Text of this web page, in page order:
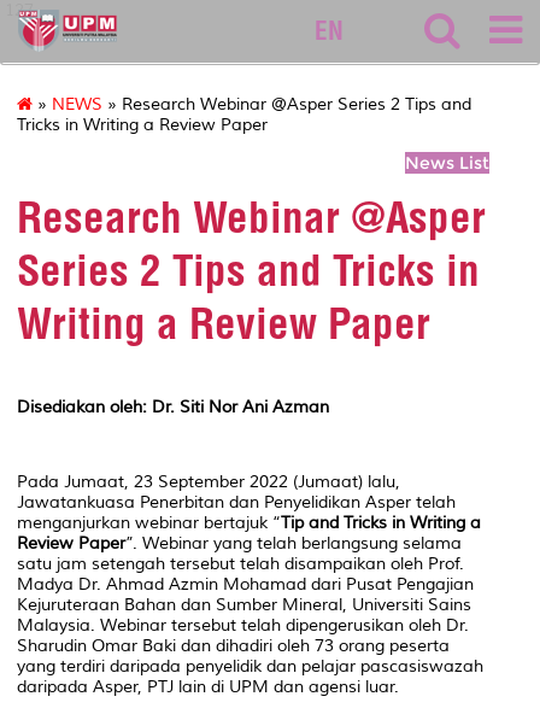
127
EN
» NEWS » Research Webinar @Asper Series 2 Tips and
Tricks in Writing a Review Paper
News List
Research Webinar @Asper
Series 2 Tips and Tricks in
Writing a Review Paper
Disediakan oleh: Dr. Siti Nor Ani Azman
Pada Jumaat, 23 September 2022 (Jumaat) lalu,
Jawatankuasa Penerbitan dan Penyelidikan Asper telah
menganjurkan webinar bertajuk “Tip and Tricks in Writing a
Review Paper”. Webinar yang telah berlangsung selama
satu jam setengah tersebut telah disampaikan oleh Prof.
Madya Dr. Ahmad Azmin Mohamad dari Pusat Pengajian
Kejuruteraan Bahan dan Sumber Mineral, Universiti Sains
Malaysia. Webinar tersebut telah dipengerusikan oleh Dr.
Sharudin Omar Baki dan dihadiri oleh 73 orang peserta
yang terdiri daripada penyelidik dan pelajar pascasiswazah
daripada Asper, PTJ lain di UPM dan agensi luar.